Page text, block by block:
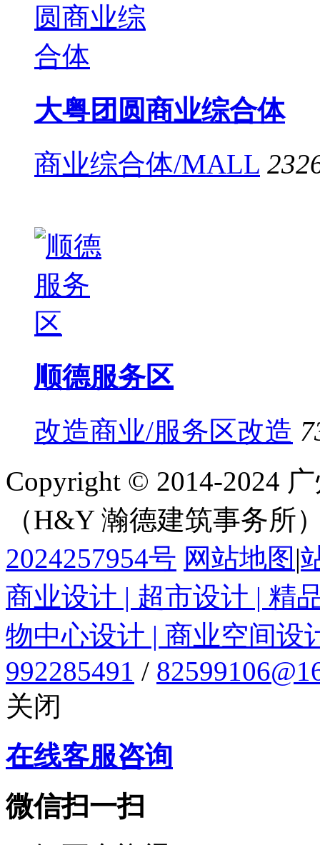
大粤团圆商业综合体
商业综合体/MALL
顺德服务区
改造商业/服务区改造
Copyright © 2014-2024
（H&Y 瀚德建筑事务所
2024257954号 网站地图 |
商业设计 | 超市设计 | 精
物中心设计 | 商业空间设
992285491 /
关闭
在线客服咨询
微信扫一扫